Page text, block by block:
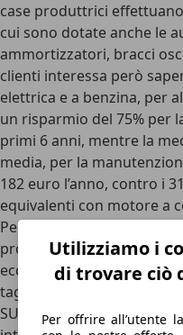
Utilizziamo i
di trovare ciò
Per offrire all’utente
case produttrici
cui sono dotate anche le
ammortizzatori, bracci
clienti interessa però
elettrica e a benzina, per
un risparmio del 75% per
primi 6 anni, mentre la
media, per la
182 euro l’anno, contro i
equivalenti con motore a
Per nove auto elettriche
produttrici consigliano un
eccezione è la Jaguar I-
tagliandi in sei anni, la
SUV di dimensioni